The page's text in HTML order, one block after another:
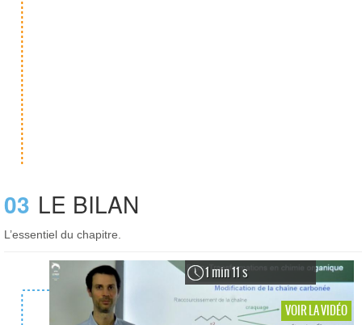
03 LE BILAN
L’essentiel du chapitre.
1 min 11 s
VOIR LA VIDÉO